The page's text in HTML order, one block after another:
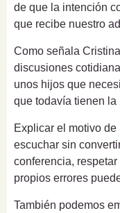
de que la intención
que recibe nuestro
Como señala
discusiones
unos hijos que
que todavía tienen
Explicar el motivo
escuchar sin
conferencia,
propios errores
También podemos